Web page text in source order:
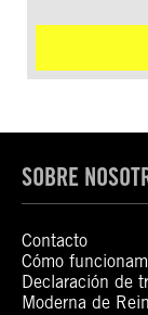
SOBRE
Contacto
Cómo
Declaración de
Moderna de